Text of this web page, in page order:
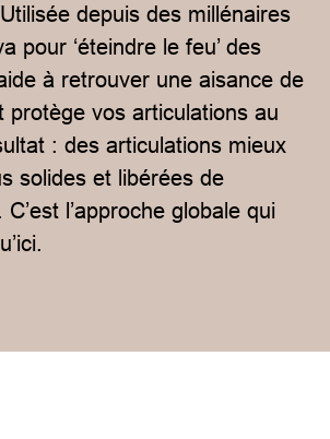
depuis des millénaires
pour ‘éteindre le feu’ des
à retrouver une aisance de
protège vos articulations au
: des articulations mieux
solides et libérées de
C’est l’approche globale qui